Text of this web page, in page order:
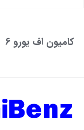
کامیون اف یورو 6